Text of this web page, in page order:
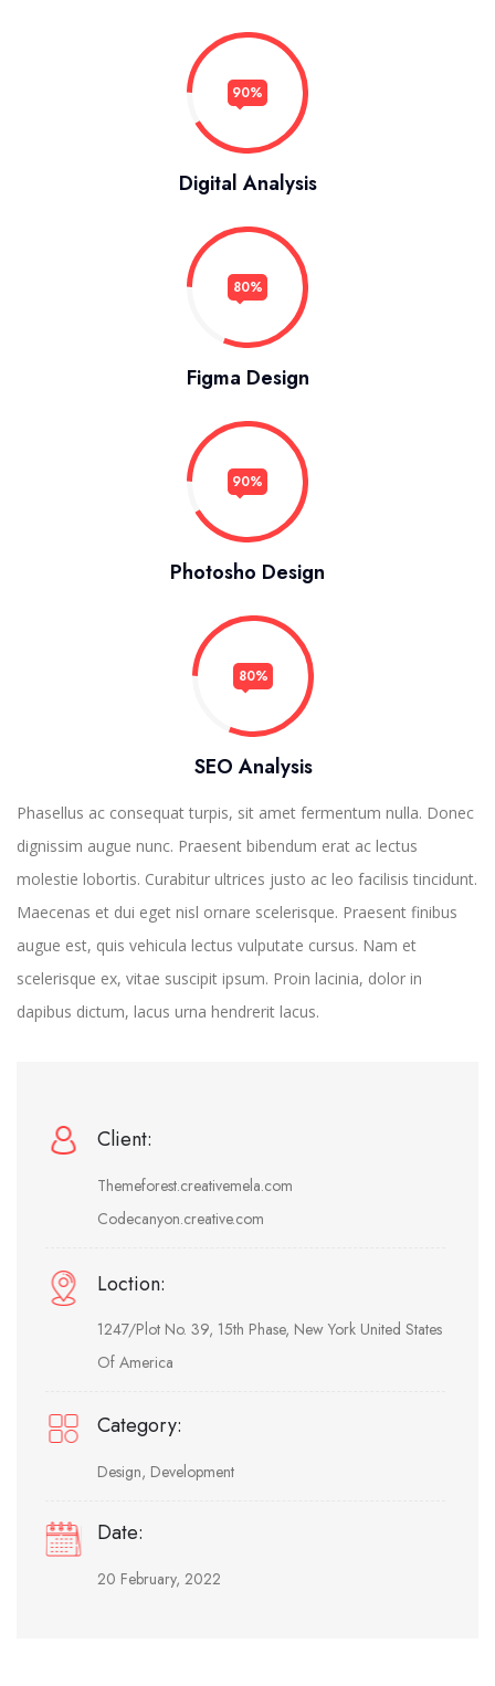
90%
Digital Analysis
80%
Figma Design
90%
Photosho Design
80%
SEO Analysis
Phasellus ac consequat turpis, sit amet fermentum nulla. Donec
dignissim augue nunc. Praesent bibendum erat ac lectus
molestie lobortis. Curabitur ultrices justo ac leo facilisis tincidunt.
Maecenas et dui eget nisl ornare scelerisque. Praesent finibus
augue est, quis vehicula lectus vulputate cursus. Nam et
scelerisque ex, vitae suscipit ipsum. Proin lacinia, dolor in
dapibus dictum, lacus urna hendrerit lacus.
Client:
Themeforest.creativemela.com
Codecanyon.creative.com
Loction:
1247/Plot No. 39, 15th Phase, New York United States
Of America
Category:
Design, Development
Date:
20 February, 2022